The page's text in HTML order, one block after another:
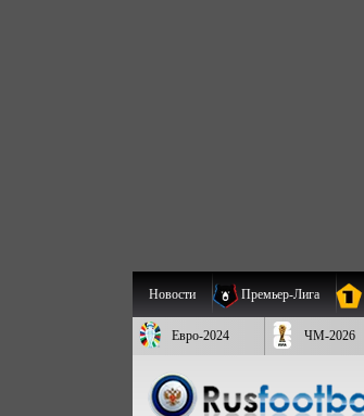
Новости Премьер-Лига
Евро-2024 ЧМ-2026